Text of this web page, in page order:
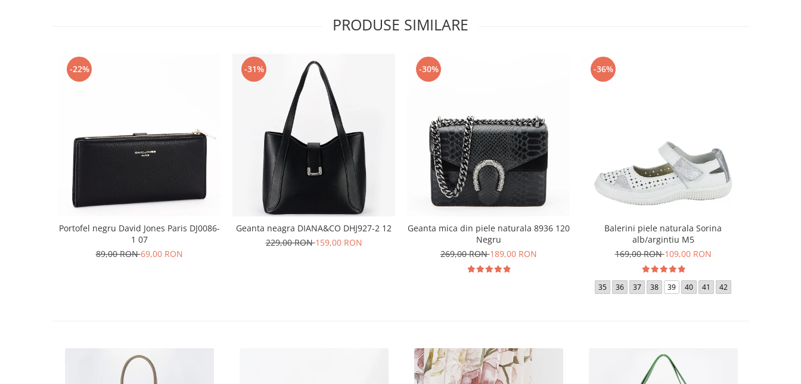
PRODUSE SIMILARE
-22%
Portofel negru David Jones Paris DJ0086-
1 07
89,00 RON69,00 RON
-31%
Geanta neagra DIANA&CO DHJ927-2 12
229,00 RON159,00 RON
-30%
Geanta mica din piele naturala 8936 120
Negru
269,00 RON189,00 RON
-36%
Balerini piele naturala Sorina
alb/argintiu M5
169,00 RON109,00 RON
35 36 37 38 39 40 41 42